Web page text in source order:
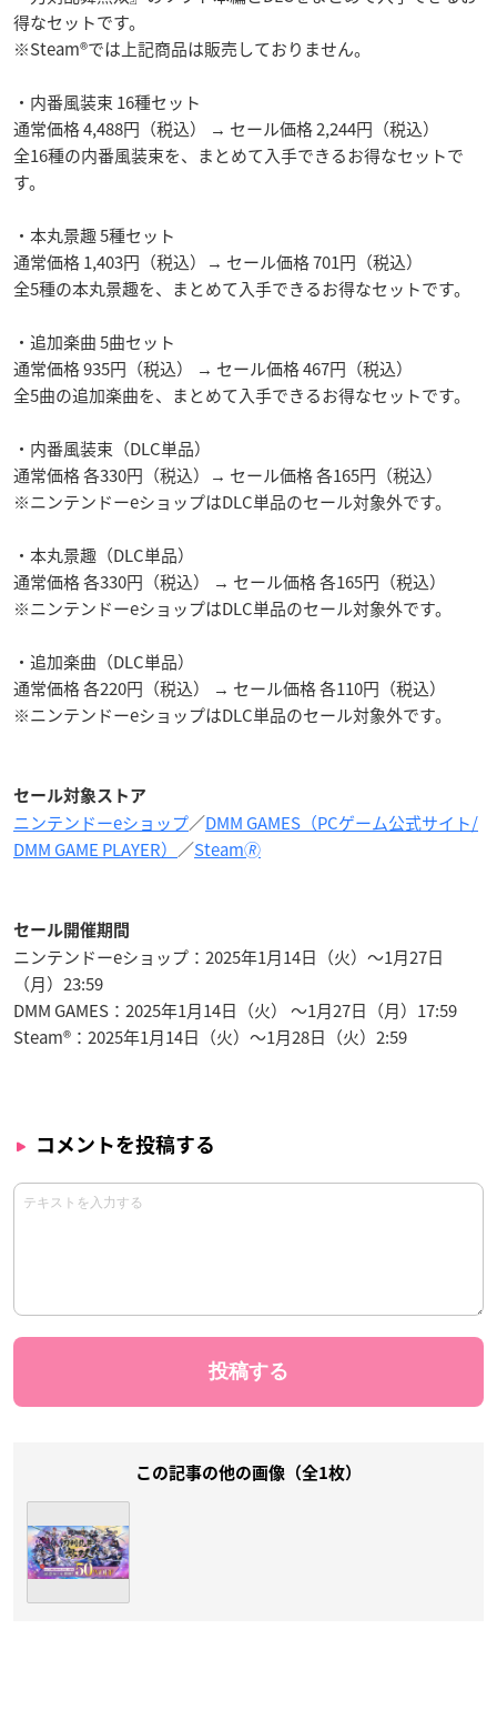
得なセットです。
※Steam®では上記商品は販売しておりません。
・内番風装束 16種セット
通常価格 4,488円（税込） → セール価格 2,244円（税込）
全16種の内番風装束を、まとめて入手できるお得なセットで
す。
・本丸景趣 5種セット
通常価格 1,403円（税込）→ セール価格 701円（税込）
全5種の本丸景趣を、まとめて入手できるお得なセットです。
・追加楽曲 5曲セット
通常価格 935円（税込） → セール価格 467円（税込）
全5曲の追加楽曲を、まとめて入手できるお得なセットです。
・内番風装束（DLC単品）
通常価格 各330円（税込）→ セール価格 各165円（税込）
※ニンテンドーeショップはDLC単品のセール対象外です。
・本丸景趣（DLC単品）
通常価格 各330円（税込） → セール価格 各165円（税込）
※ニンテンドーeショップはDLC単品のセール対象外です。
・追加楽曲（DLC単品）
通常価格 各220円（税込） → セール価格 各110円（税込）
※ニンテンドーeショップはDLC単品のセール対象外です。
セール対象ストア
ニンテンドーeショップ／DMM GAMES（PCゲーム公式サイト/
DMM GAME PLAYER） ／Steam🄬
セール開催期間
ニンテンドーeショップ：2025年1月14日（火）～1月27日
（月）23:59
DMM GAMES：2025年1月14日（火） ～1月27日（月）17:59
Steam®：2025年1月14日（火）～1月28日（火）2:59
コメントを投稿する
この記事の他の画像（全1枚）